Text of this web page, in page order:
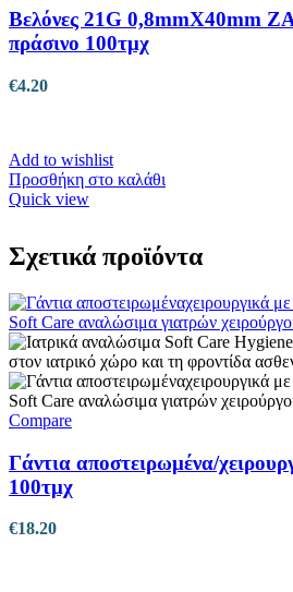
Βελόνες 21G 0,8mmX40mm
πράσινο 100τμχ
€4.20
Add to wishlist
Προσθήκη στο καλάθι
Quick view
Σχετικά προϊόντα
Compare
Γάντια αποστειρωμένα/
100τμχ
€18.20